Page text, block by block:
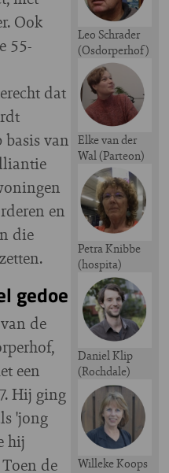
Leo Schrader
(Osdorperhof)
Image
Elke van der
Wal (Parteon)
Image
Petra Knibbe
(hospita)
Image
Daniel Klip
(Rochdale)
Image
Willeke Koops
Ook
55-
dat
basis van
en
die
gedoe
de
een
Hij ging
'jong
hij
de